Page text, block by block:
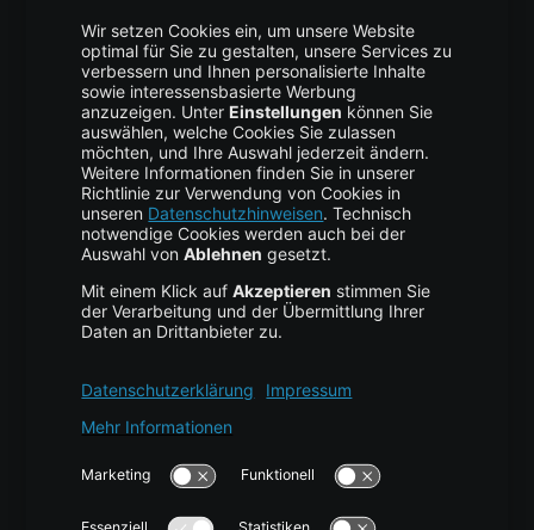
Trust Center
Data Recovery
Backup Service
Business Hosting
Cloud Storage
Cloud Anbieter
Leitfaden & Übersicht